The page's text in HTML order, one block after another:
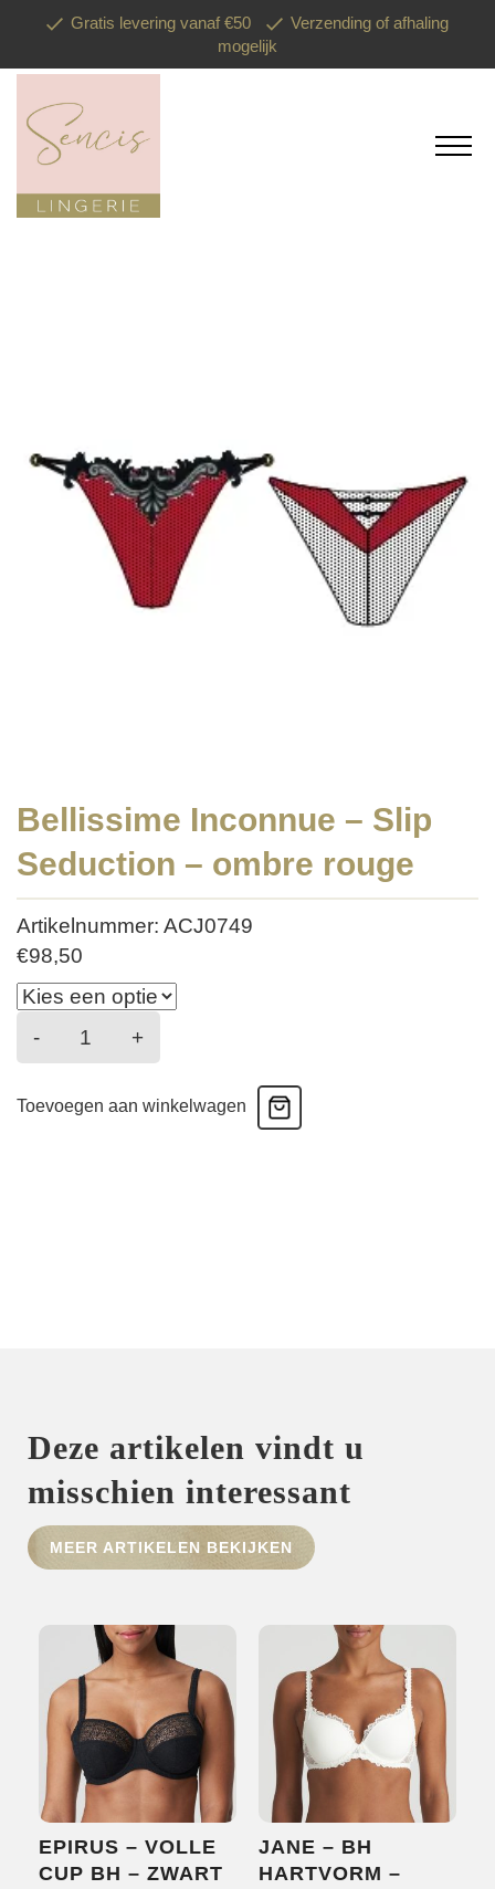
Gratis levering vanaf €50
Verzending of afhaling
mogelijk
HOME
SHOP
NIEUWS
CONTACT
Bellissime Inconnue – Slip
Seduction – ombre rouge
Artikelnummer: ACJ0749
€98,50
-
Bellissime
Slip
+
Toevoegen aan winkelwagen
Deze artikelen vindt u
misschien interessant
MEER ARTIKELEN BEKIJKEN
EPIRUS – VOLLE
CUP BH – ZWART
JANE – BH
HARTVORM –